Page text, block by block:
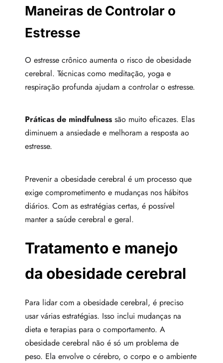
Maneiras de Controlar o
Estresse
O estresse crônico aumenta o risco de obesidade
cerebral. Técnicas como meditação, yoga e
respiração profunda ajudam a controlar o estresse.
Práticas de mindfulness são muito eficazes. Elas
diminuem a ansiedade e melhoram a resposta ao
estresse.
Prevenir a obesidade cerebral é um processo que
exige comprometimento e mudanças nos hábitos
diários. Com as estratégias certas, é possível
manter a saúde cerebral e geral.
Tratamento e manejo
da obesidade cerebral
Para lidar com a obesidade cerebral, é preciso
usar várias estratégias. Isso inclui mudanças na
dieta e terapias para o comportamento. A
obesidade cerebral não é só um problema de
peso. Ela envolve o cérebro, o corpo e o ambiente